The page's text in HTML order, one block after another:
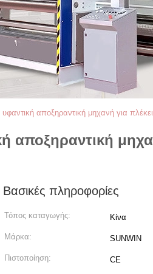
αποξηραντική μηχανή για
αποξηραντική
Βασικές πληροφορίες
Τόπος καταγωγής: Κίνα
Μάρκα: SUNWIN
Πιστοποίηση: CE